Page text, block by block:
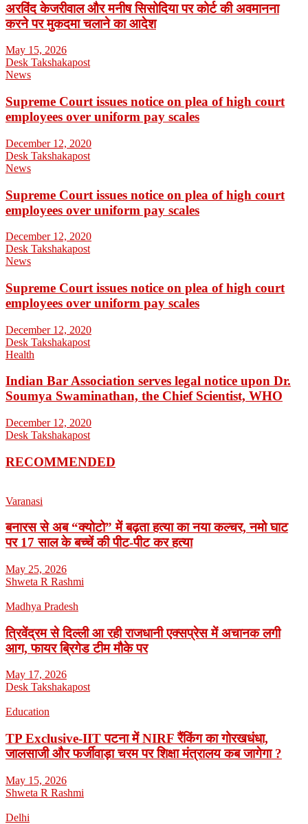
अरविंद केजरीवाल और मनीष सिसोदिया पर कोर्ट की अवमानना
करने पर मुकदमा चलाने का आदेश
May 15, 2026
Desk Takshakapost
News
Supreme Court issues notice on plea of high court
employees over uniform pay scales
December 12, 2020
Desk Takshakapost
News
Supreme Court issues notice on plea of high court
employees over uniform pay scales
December 12, 2020
Desk Takshakapost
News
Supreme Court issues notice on plea of high court
employees over uniform pay scales
December 12, 2020
Desk Takshakapost
Health
Indian Bar Association serves legal notice upon Dr.
Soumya Swaminathan, the Chief Scientist, WHO
December 12, 2020
Desk Takshakapost
RECOMMENDED
Varanasi
बनारस से अब “क्योटो” में बढ़ता हत्या का नया कल्चर, नमो घाट
पर 17 साल के बच्चें की पीट-पीट कर हत्या
May 25, 2026
Shweta R Rashmi
Madhya Pradesh
त्रिवेंद्रम से दिल्ली आ रही राजधानी एक्सप्रेस में अचानक लगी
आग, फायर ब्रिगेड टीम मौके पर
May 17, 2026
Desk Takshakapost
Education
TP Exclusive-IIT पटना में NIRF रैंकिंग का गोरखधंधा,
जालसाजी और फर्जीवाड़ा चरम पर शिक्षा मंत्रालय कब जागेगा ?
May 15, 2026
Shweta R Rashmi
Delhi